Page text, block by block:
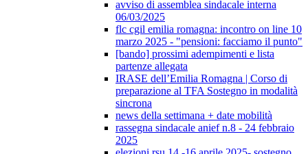
avviso di assemblea sindacale interna
06/03/2025
flc cgil emilia romagna: incontro on line 10
marzo 2025 - "pensioni: facciamo il punto"
[bando] prossimi adempimenti e lista
partenze allegata
IRASE dell’Emilia Romagna | Corso di
preparazione al TFA Sostegno in modalità
sincrona
news della settimana + date mobilità
rassegna sindacale anief n.8 - 24 febbraio
2025